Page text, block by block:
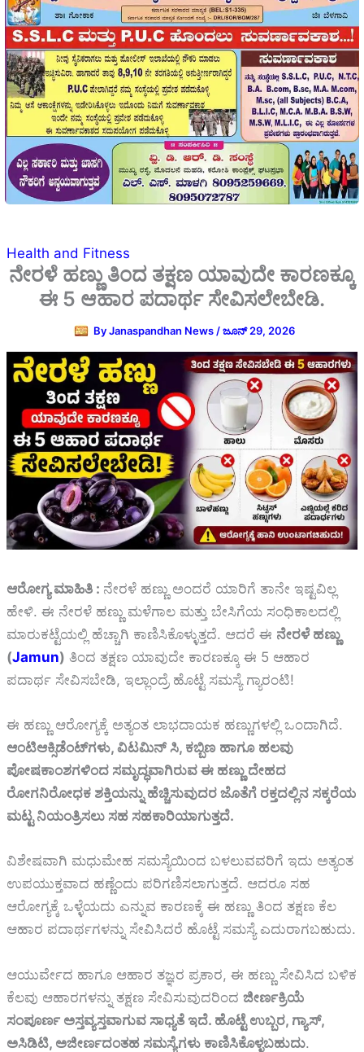
Health and Fitness
ನೇರಳೆ ಹಣ್ಣು ತಿಂದ ತಕ್ಷಣ ಯಾವುದೇ ಕಾರಣಕ್ಕೂ
ಈ 5 ಆಹಾರ ಪದಾರ್ಥ ಸೇವಿಸಲೇಬೇಡಿ.
ByJanaspandhan News /ಜೂನ್ 29, 2026
ಆರೋಗ್ಯ ಮಾಹಿತಿ : ನೇರಳೆ ಹಣ್ಣು ಅಂದರೆ ಯಾರಿಗೆ ತಾನೇ ಇಷ್ಟವಿಲ್ಲ
ಹೇಳಿ. ಈ ನೇರಳೆ ಹಣ್ಣು ಮಳೆಗಾಲ ಮತ್ತು ಬೇಸಿಗೆಯ ಸಂಧಿಕಾಲದಲ್ಲಿ
ಮಾರುಕಟ್ಟೆಯಲ್ಲಿ ಹೆಚ್ಚಾಗಿ ಕಾಣಿಸಿಕೊಳ್ಳುತ್ತದೆ. ಆದರೆ ಈ ನೇರಳೆ ಹಣ್ಣು
(Jamun) ತಿಂದ ತಕ್ಷಣ ಯಾವುದೇ ಕಾರಣಕ್ಕೂ ಈ 5 ಆಹಾರ
ಪದಾರ್ಥ ಸೇವಿಸಬೇಡಿ, ಇಲ್ಲಾಂದ್ರೆ ಹೊಟ್ಟೆ ಸಮಸ್ಯೆ ಗ್ಯಾರಂಟಿ!
ಈ ಹಣ್ಣು ಆರೋಗ್ಯಕ್ಕೆ ಅತ್ಯಂತ ಲಾಭದಾಯಕ ಹಣ್ಣುಗಳಲ್ಲಿ ಒಂದಾಗಿದೆ.
ಆಂಟಿಆಕ್ಸಿಡೆಂಟ್‌ಗಳು, ವಿಟಮಿನ್ ಸಿ, ಕಬ್ಬಿಣ ಹಾಗೂ ಹಲವು
ಪೋಷಕಾಂಶಗಳಿಂದ ಸಮೃದ್ಧವಾಗಿರುವ ಈ ಹಣ್ಣು ದೇಹದ
ರೋಗನಿರೋಧಕ ಶಕ್ತಿಯನ್ನು ಹೆಚ್ಚಿಸುವುದರ ಜೊತೆಗೆ ರಕ್ತದಲ್ಲಿನ ಸಕ್ಕರೆಯ
ಮಟ್ಟ ನಿಯಂತ್ರಿಸಲು ಸಹ ಸಹಕಾರಿಯಾಗುತ್ತದೆ.
ವಿಶೇಷವಾಗಿ ಮಧುಮೇಹ ಸಮಸ್ಯೆಯಿಂದ ಬಳಲುವವರಿಗೆ ಇದು ಅತ್ಯಂತ
ಉಪಯುಕ್ತವಾದ ಹಣ್ಣೆಂದು ಪರಿಗಣಿಸಲಾಗುತ್ತದೆ. ಆದರೂ ಸಹ
ಆರೋಗ್ಯಕ್ಕೆ ಒಳ್ಳೆಯದು ಎನ್ನುವ ಕಾರಣಕ್ಕೆ ಈ ಹಣ್ಣು ತಿಂದ ತಕ್ಷಣ ಕೆಲ
ಆಹಾರ ಪದಾರ್ಥಗಳನ್ನು ಸೇವಿಸಿದರೆ ಹೊಟ್ಟೆ ಸಮಸ್ಯೆ ಎದುರಾಗಬಹುದು.
ಆಯುರ್ವೇದ ಹಾಗೂ ಆಹಾರ ತಜ್ಞರ ಪ್ರಕಾರ, ಈ ಹಣ್ಣು ಸೇವಿಸಿದ ಬಳಿಕ
ಕೆಲವು ಆಹಾರಗಳನ್ನು ತಕ್ಷಣ ಸೇವಿಸುವುದರಿಂದ ಜೀರ್ಣಕ್ರಿಯೆ
ಸಂಪೂರ್ಣ ಅಸ್ತವ್ಯಸ್ತವಾಗುವ ಸಾಧ್ಯತೆ ಇದೆ. ಹೊಟ್ಟೆ ಉಬ್ಬರ, ಗ್ಯಾಸ್,
ಅಸಿಡಿಟಿ, ಅಜೀರ್ಣದಂತಹ ಸಮಸ್ಯೆಗಳು ಕಾಣಿಸಿಕೊಳ್ಳಬಹುದು.